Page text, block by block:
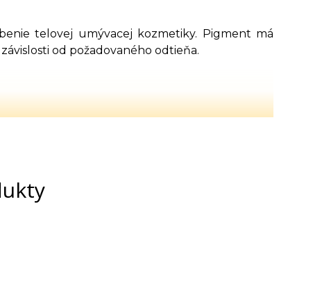
telovej umývacej kozmetiky. Pigment má
od požadovaného odtieňa.